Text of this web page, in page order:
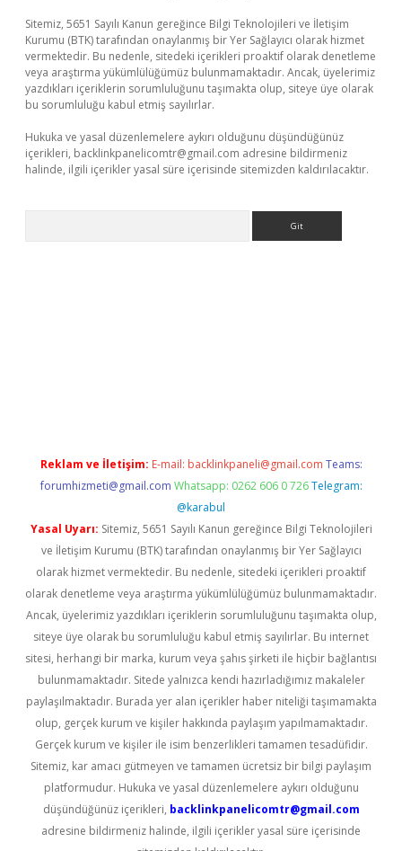
Sitemiz, 5651 Sayılı Kanun gereğince Bilgi Teknolojileri ve İletişim
Kurumu (BTK) tarafından onaylanmış bir Yer Sağlayıcı olarak hizmet
vermektedir. Bu nedenle, sitedeki içerikleri proaktif olarak denetleme
veya araştırma yükümlülüğümüz bulunmamaktadır. Ancak, üyelerimiz
yazdıkları içeriklerin sorumluluğunu taşımakta olup, siteye üye olarak
bu sorumluluğu kabul etmiş sayılırlar.
Hukuka ve yasal düzenlemelere aykırı olduğunu düşündüğünüz
içerikleri, backlinkpanelicomtr@gmail.com adresine bildirmeniz
halinde, ilgili içerikler yasal süre içerisinde sitemizden kaldırılacaktır.
Reklam ve İletişim: E-mail: backlinkpaneli@gmail.com Teams:
forumhizmeti@gmail.com Whatsapp: 0262 606 0 726 Telegram:
@karabul
Yasal Uyarı: Sitemiz, 5651 Sayılı Kanun gereğince Bilgi Teknolojileri
ve İletişim Kurumu (BTK) tarafından onaylanmış bir Yer Sağlayıcı
olarak hizmet vermektedir. Bu nedenle, sitedeki içerikleri proaktif
olarak denetleme veya araştırma yükümlülüğümüz bulunmamaktadır.
Ancak, üyelerimiz yazdıkları içeriklerin sorumluluğunu taşımakta olup,
siteye üye olarak bu sorumluluğu kabul etmiş sayılırlar. Bu internet
sitesi, herhangi bir marka, kurum veya şahıs şirketi ile hiçbir bağlantısı
bulunmamaktadır. Sitede yalnızca kendi hazırladığımız makaleler
paylaşılmaktadır. Burada yer alan içerikler haber niteliği taşımamakta
olup, gerçek kurum ve kişiler hakkında paylaşım yapılmamaktadır.
Gerçek kurum ve kişiler ile isim benzerlikleri tamamen tesadüfidir.
Sitemiz, kar amacı gütmeyen ve tamamen ücretsiz bir bilgi paylaşım
platformudur. Hukuka ve yasal düzenlemelere aykırı olduğunu
düşündüğünüz içerikleri, backlinkpanelicomtr@gmail.com
adresine bildirmeniz halinde, ilgili içerikler yasal süre içerisinde